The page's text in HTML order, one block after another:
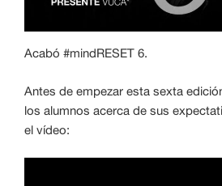
Acabó #mindRESET 6.
Antes de empezar esta sexta
los alumnos acerca de sus
el vídeo: